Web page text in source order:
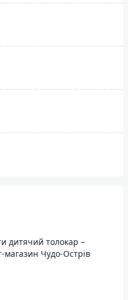
дитячий толокар –
магазин Чудо-Острів